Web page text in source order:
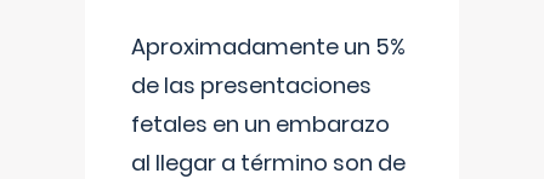
Aproximadamente un 5%
de las presentaciones
fetales en un embarazo
al llegar a término son de